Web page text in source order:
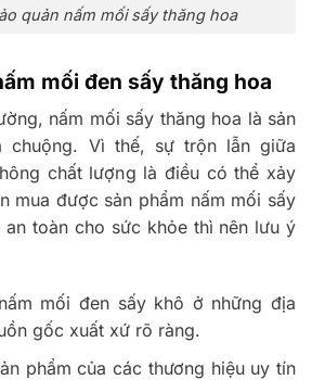
quản nấm mối sấy thăng hoa
mối đen sấy thăng hoa
nấm mối sấy thăng hoa là sản
chuộng. Vì thế, sự trộn lẫn giữa
chất lượng là điều có thể xảy
mua được sản phẩm nấm mối sấy
toàn cho sức khỏe thì nên lưu ý
mối đen sấy khô ở những địa
gốc xuất xứ rõ ràng.
phẩm của các thương hiệu uy tín